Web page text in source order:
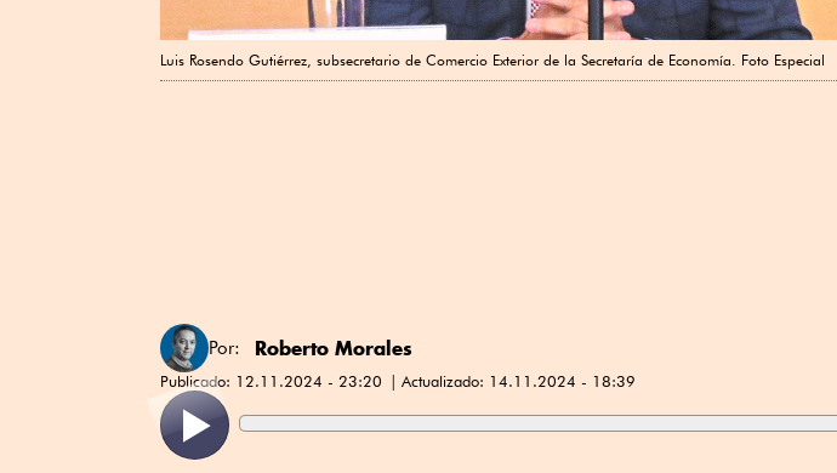
Luis Rosendo Gutiérrez, subsecretario de Comercio Exterior de la Secretaría de Economía. Foto Especial
Por: Roberto Morales
Publicado: 12.11.2024 - 23:20 Actualizado: 14.11.2024 - 18:39